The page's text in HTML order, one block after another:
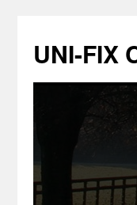
indhold
UNI-FIX